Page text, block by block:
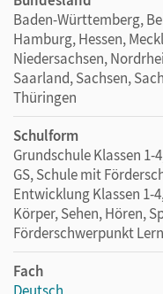
Baden-Württemberg,
Hamburg, Hessen,
Niedersachsen,
Saarland, Sachsen,
Thüringen
Schulform
Grundschule Klassen
GS, Schule mit
Entwicklung Klassen 1-
Körper, Sehen, Hören,
Förderschwerpunkt
Fach